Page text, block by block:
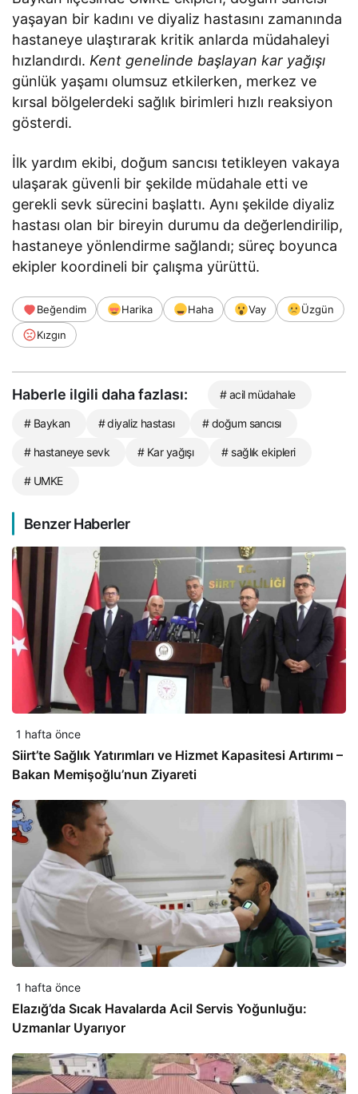
yaşayan bir kadını ve diyaliz hastasını zamanında
hastaneye ulaştırarak kritik anlarda müdahaleyi
hızlandırdı. Kent genelinde başlayan kar yağışı
günlük yaşamı olumsuz etkilerken, merkez ve
kırsal bölgelerdeki sağlık birimleri hızlı reaksiyon
gösterdi.
İlk yardım ekibi, doğum sancısı tetikleyen vakaya
ulaşarak güvenli bir şekilde müdahale etti ve
gerekli sevk sürecini başlattı. Aynı şekilde diyaliz
hastası olan bir bireyin durumu da değerlendirilip,
hastaneye yönlendirme sağlandı; süreç boyunca
ekipler koordineli bir çalışma yürüttü.
Beğendim Harika Haha Vay
Üzgün
Kızgın
Haberle ilgili daha fazlası: # acil müdahale
# Baykan # diyaliz hastası # doğum sancısı
# hastaneye sevk # Kar yağışı # sağlık ekipleri
# UMKE
Benzer Haberler
1 hafta önce
Siirt’te Sağlık Yatırımları ve Hizmet Kapasitesi Artırımı –
Bakan Memişoğlu’nun Ziyareti
1 hafta önce
Elazığ’da Sıcak Havalarda Acil Servis Yoğunluğu:
Uzmanlar Uyarıyor